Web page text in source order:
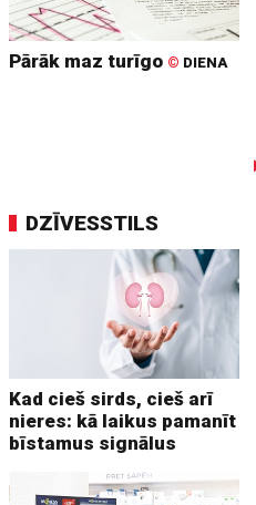
Pārāk maz turīgo © DIENA
DZĪVESSTILS
Kad cieš sirds, cieš arī
nieres: kā laikus pamanīt
bīstamus signālus